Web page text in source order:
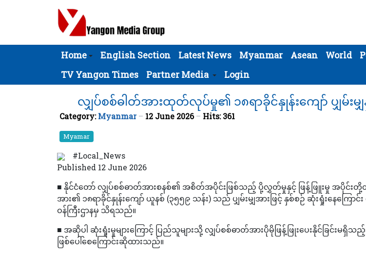
Home English Section Latest News Myanmar Asean World
TV Yangon Times
Partner Media Login
လျှပ်စစ်ဓါတ်အားထုတ်လုပ်မှု၏ ၁၈ရာခိုင်နှုန်းကျော် ပျှမ်းမ
Category:Myanmar 12 June 2026 Hits: 361
Myamar
#Local_News
Published 12 June 2026
■ နိုင်ငံတော် လျှပ်စစ်ဓာတ်အားစနစ်၏ အစိတ်အပိုင်းဖြစ်သည့် ပို့လွှတ်မှုနှင့် ဖြန့်ဖြူးမှု အပိုင်
အား၏ ၁၈ရာခိုင်နှုန်းကျော် ယူနစ် (၃၅၅၉ သန်း) သည် ပျှမ်းမျှအားဖြင့် နှစ်စဉ် ဆုံးရှုံးနေကြောင်
ဝန်ကြီးဌာနမှ သိရသည်။
■ အဆိုပါ ဆုံးရှုံးမှုများကြောင့် ပြည်သူများသို့ လျှပ်စစ်ဓာတ်အားပိုမိုဖြန့်ဖြုးပေးနိုင်ခြင်းမရှိသည့်
ဖြစ်ပေါ်စေကြောင်းဆိုထားသည်။